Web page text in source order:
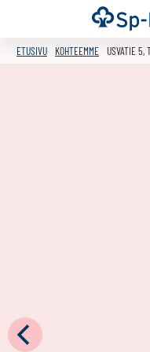
Siirry
sisältöön
Etusivu
ETUSIVU KOHTEEMME USVATIE 5,